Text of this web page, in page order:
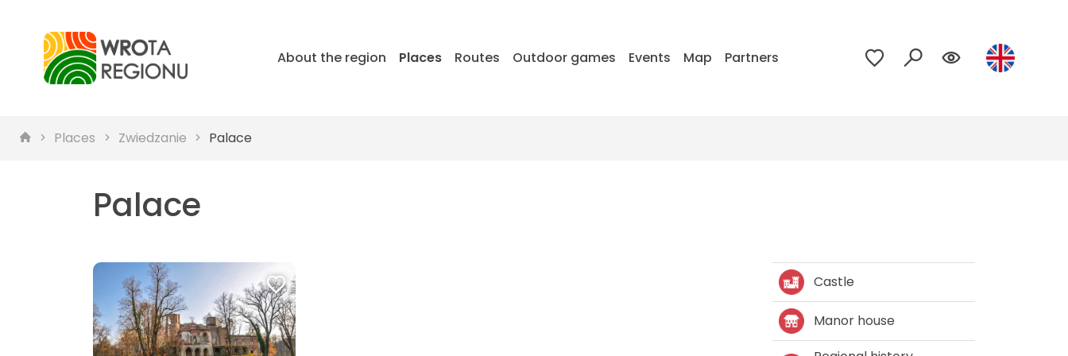
About the region Places Routes Outdoor games Events Map Partners
Places Zwiedzanie Palace
Palace
Castle
Manor house